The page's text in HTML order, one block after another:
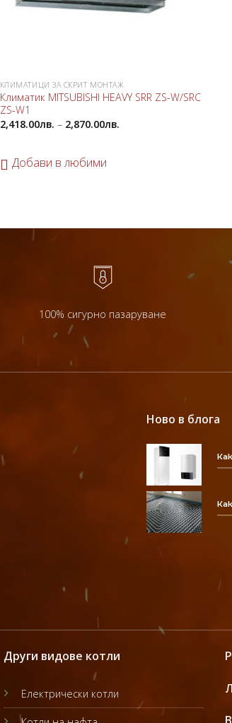
КЛИМАТИЦИ ЗА СКРИТ МОНТАЖ
Климатик MITSUBISHI HEAVY SRR ZS-W/SRC
ZS-W1
2,418.00лв. – 2,870.00лв.
Добави в любими
100% сигурно пазаруване
Ново в блога
Други видове котли
Електрически котли